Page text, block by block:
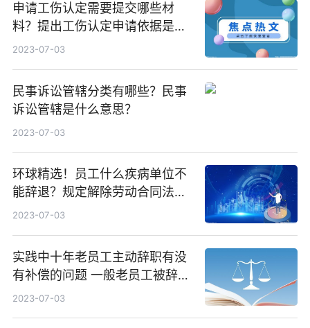
申请工伤认定需要提交哪些材
料？提出工伤认定申请依据是什
么？ 天天快资讯
2023-07-03
民事诉讼管辖分类有哪些？民事
诉讼管辖是什么意思？
2023-07-03
环球精选！员工什么疾病单位不
能辞退？规定解除劳动合同法定
情形有哪些？
2023-07-03
实践中十年老员工主动辞职有没
有补偿的问题 一般老员工被辞退
怎么补偿|全球微动态
2023-07-03